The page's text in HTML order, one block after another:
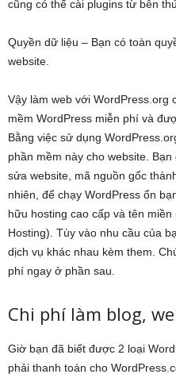
cũng có thể cài plugins từ bên
Quyền dữ liệu – Bạn có toàn
website.
Vậy làm web với WordPress.org
mềm WordPress miễn phí và
Bằng việc sử dụng
phần mềm này cho website.
sửa website, mã nguồn gốc
nhiên, để chạy WordPress ổn
hữu hosting cao cấp và tên
Hosting). Tùy vào nhu cầu của
dịch vụ khác nhau kèm them.
phí ngay ở phần sau.
Chi phí làm blog,
Giờ bạn đã biết được 2 loại
phải thanh toán cho